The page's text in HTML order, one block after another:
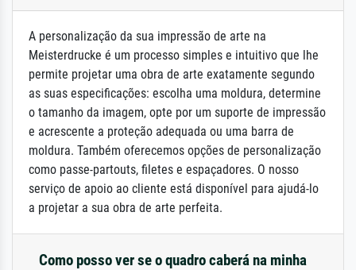
A personalização da sua impressão de arte na
Meisterdrucke é um processo simples e intuitivo que lhe
permite projetar uma obra de arte exatamente segundo
as suas especificações: escolha uma moldura, determine
o tamanho da imagem, opte por um suporte de impressão
e acrescente a proteção adequada ou uma barra de
moldura. Também oferecemos opções de personalização
como passe-partouts, filetes e espaçadores. O nosso
serviço de apoio ao cliente está disponível para ajudá-lo
a projetar a sua obra de arte perfeita.
Como posso ver se o quadro caberá na minha